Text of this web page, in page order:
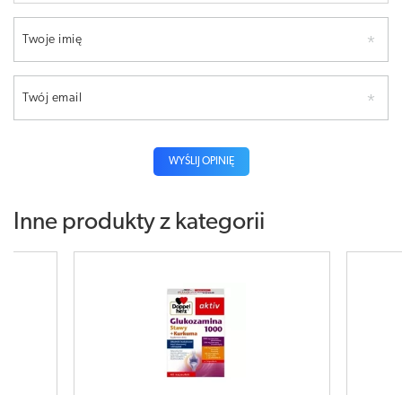
Twoje imię
Twój email
WYŚLIJ OPINIĘ
Inne produkty z kategorii